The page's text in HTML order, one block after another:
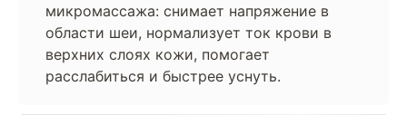
микромассажа: снимает напряжение в
области шеи, нормализует ток крови в
верхних слоях кожи, помогает
расслабиться и быстрее уснуть.